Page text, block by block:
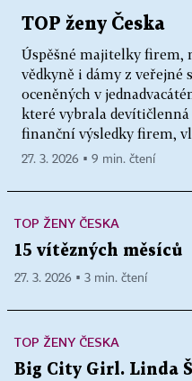
TOP ženy Česka
Úspěšné majitelky firem,
vědkyně i dámy z veřejné
oceněných v
které vybrala
finanční výsledky firem,
27. 3. 2026 ▪ 9 min. čtení
TOP ŽENY ČESKA
15 vítězných měsíců
27. 3. 2026 ▪ 3 min. čtení
TOP ŽENY ČESKA
Big City Girl. Linda